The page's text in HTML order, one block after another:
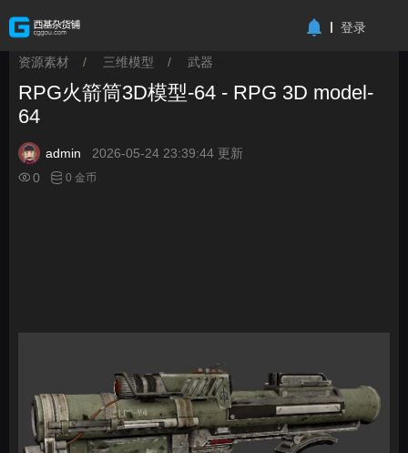
登录
资源素材 / 三维模型 / 武器
RPG火箭筒3D模型-64 - RPG 3D model-
64
admin
2026-05-24 23:39:44 更新
0
0 金币